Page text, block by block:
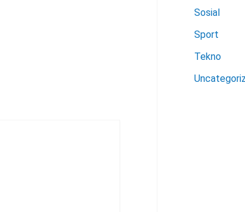
Sosial
Sport
Tekno